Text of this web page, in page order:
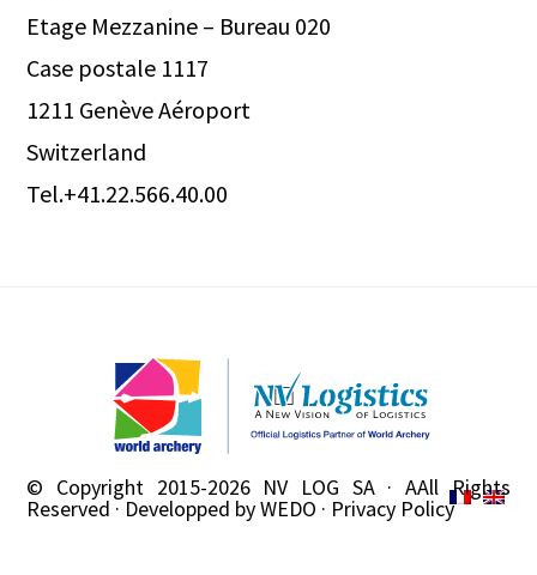
Etage Mezzanine – Bureau 020
Case postale 1117
1211 Genève Aéroport
Switzerland
Tel.+41.22.566.40.00
© Copyright 2015-2026 NV LOG SA· AAll Rights
Reserved · Developped byWEDO · Privacy Policy